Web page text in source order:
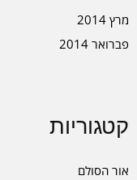
מרץ 2014
פברואר 2014
קטגוריות
אור הסולם